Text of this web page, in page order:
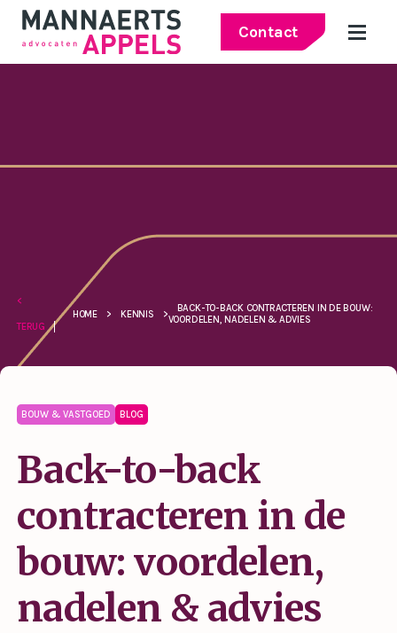
Contact
<
TERUG
HOME > KENNIS >
BACK-TO-BACK CONTRACTEREN IN DE BOUW:
VOORDELEN, NADELEN & ADVIES
BOUW & VASTGOED BLOG
Back-to-back
contracteren in de
bouw: voordelen,
nadelen & advies